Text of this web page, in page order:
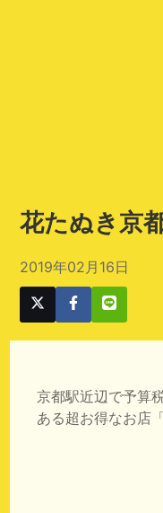
花たぬき京
2019年02月16日
京都駅近辺で予算
ある超お得なお店